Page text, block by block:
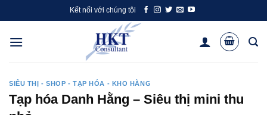
to
content
Kết nối với chúng tôi
SIÊU THỊ - SHOP - TẠP HÓA - KHO HÀNG
Tạp hóa Danh Hằng – Siêu thị mini thu